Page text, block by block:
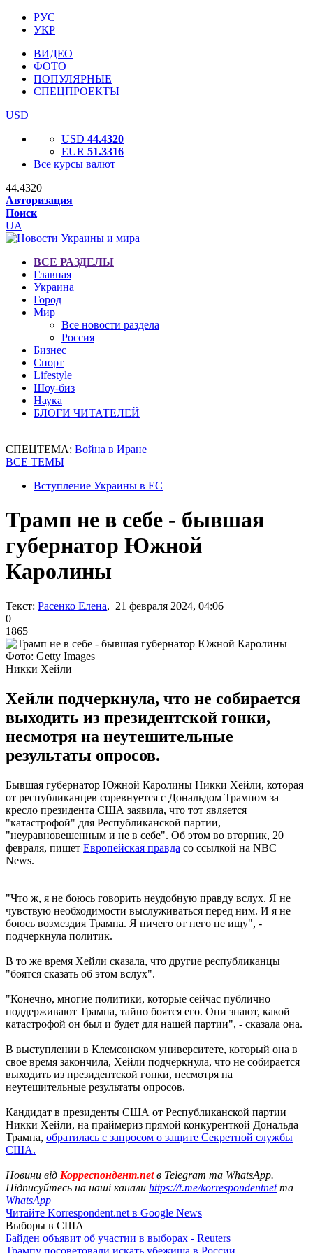
РУС
УКР
ВИДЕО
ФОТО
ПОПУЛЯРНЫЕ
СПЕЦПРОЕКТЫ
USD
USD 44.4320
EUR 51.3316
Все курсы валют
44.4320
Авторизация
Поиск
UA
ВСЕ РАЗДЕЛЫ
Главная
Украина
Город
Мир
Все новости раздела
Россия
Бизнес
Спорт
Lifestyle
Шоу-биз
Наука
БЛОГИ ЧИТАТЕЛЕЙ
СПЕЦТЕМА: Война в Иране
ВСЕ ТЕМЫ
Вступление Украины в ЕС
Трамп не в себе - бывшая
губернатор Южной
Каролины
Текст: Расенко Елена, 21 февраля 2024, 04:06
0
1865
Фото: Getty Images
Никки Хейли
Хейли подчеркнула, что не собирается
выходить из президентской гонки,
несмотря на неутешительные
результаты опросов.
Бывшая губернатор Южной Каролины Никки Хейли, которая
от республиканцев соревнуется с Дональдом Трампом за
кресло президента США заявила, что тот является
"катастрофой" для Республиканской партии,
"неуравновешенным и не в себе". Об этом во вторник, 20
февраля, пишет Европейская правда со ссылкой на NBC
News.
"Что ж, я не боюсь говорить неудобную правду вслух. Я не
чувствую необходимости выслуживаться перед ним. И я не
боюсь возмездия Трампа. Я ничего от него не ищу", -
подчеркнула политик.
В то же время Хейли сказала, что другие республиканцы
"боятся сказать об этом вслух".
"Конечно, многие политики, которые сейчас публично
поддерживают Трампа, тайно боятся его. Они знают, какой
катастрофой он был и будет для нашей партии", - сказала она.
В выступлении в Клемсонском университете, который она в
свое время закончила, Хейли подчеркнула, что не собирается
выходить из президентской гонки, несмотря на
неутешительные результаты опросов.
Кандидат в президенты США от Республиканской партии
Никки Хейли, на праймериз прямой конкуренткой Дональда
Трампа, обратилась с запросом о защите Секретной службы
США.
Новини від Корреспондент.netв Telegram та WhatsApp.
Підписуйтесь на наші канали https://t.me/korrespondentnetта
WhatsApp
Читайте Korrespondent.net в Google News
Выборы в США
Байден объявит об участии в выборах - Reuters
Трампу посоветовали искать убежища в России